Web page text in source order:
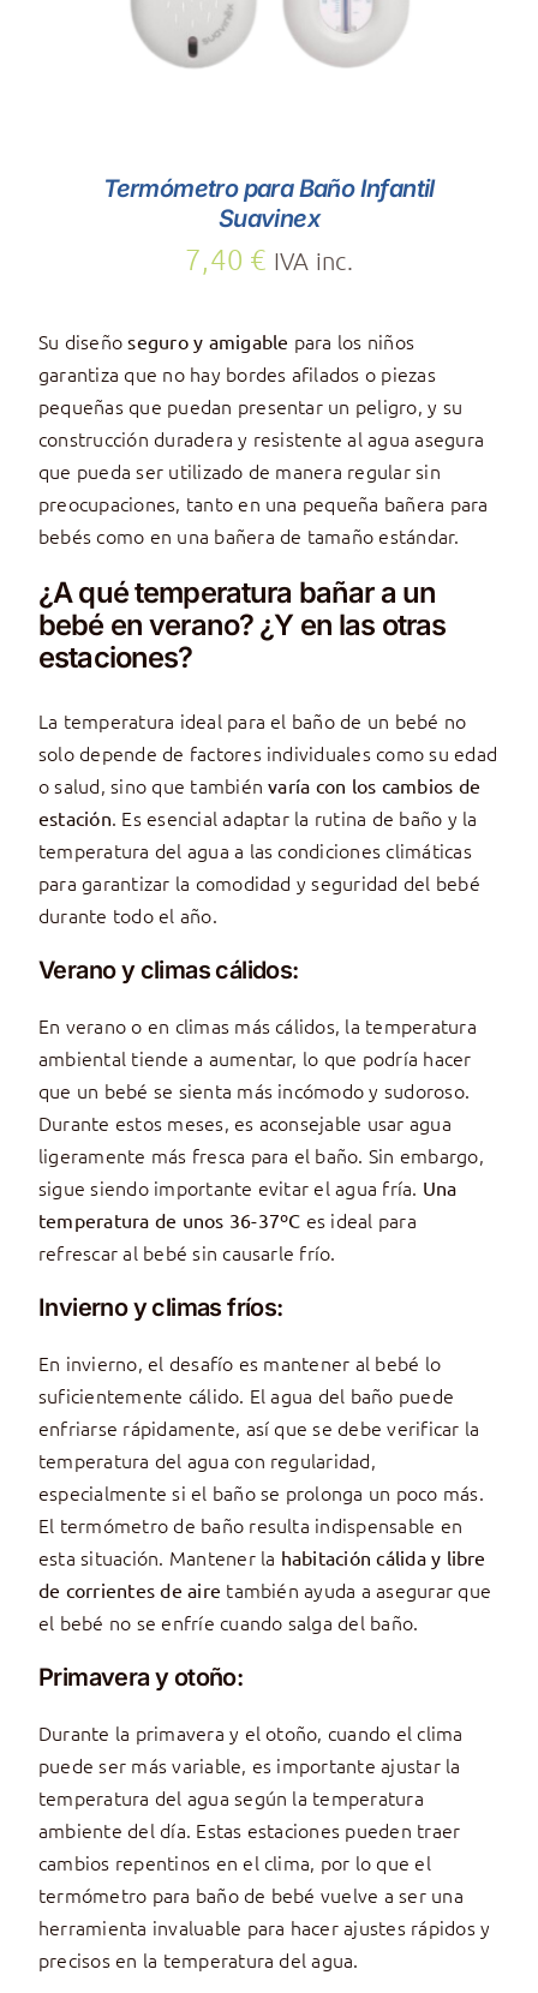
Termómetro para Baño Infantil
Suavinex
7,40 € IVA inc.
Su diseñoseguro y amigable para los niños
garantiza que no hay bordes afilados o piezas
pequeñas que puedan presentar un peligro, y su
construcción duradera y resistente al agua asegura
que pueda ser utilizado de manera regular sin
preocupaciones, tanto en una pequeña bañera para
bebés como en una bañera de tamaño estándar.
¿A qué temperatura bañar a un
bebé en verano? ¿Y en las otras
estaciones?
La temperatura ideal para el baño de un bebé no
solo depende de factores individuales como su edad
o salud, sino que tambiénvaría con los cambios de
estación. Es esencial adaptar la rutina de baño y la
temperatura del agua a las condiciones climáticas
para garantizar la comodidad y seguridad del bebé
durante todo el año.
Verano y climas cálidos:
En verano o en climas más cálidos, la temperatura
ambiental tiende a aumentar, lo que podría hacer
que un bebé se sienta más incómodo y sudoroso.
Durante estos meses, es aconsejable usar agua
ligeramente más fresca para el baño. Sin embargo,
sigue siendo importante evitar el agua fría. Una
temperatura de unos 36-37ºC es ideal para
refrescar al bebé sin causarle frío.
Invierno y climas fríos:
En invierno, el desafío es mantener al bebé lo
suficientemente cálido. El agua del baño puede
enfriarse rápidamente, así que se debe verificar la
temperatura del agua con regularidad,
especialmente si el baño se prolonga un poco más.
El termómetro de baño resulta indispensable en
esta situación. Mantener la habitación cálida y libre
de corrientes de aire también ayuda a asegurar que
el bebé no se enfríe cuando salga del baño.
Primavera y otoño:
Durante la primavera y el otoño, cuando el clima
puede ser más variable, es importante ajustar la
temperatura del agua según la temperatura
ambiente del día. Estas estaciones pueden traer
cambios repentinos en el clima, por lo que el
termómetro para baño de bebé vuelve a ser una
herramienta invaluable para hacer ajustes rápidos y
precisos en la temperatura del agua.